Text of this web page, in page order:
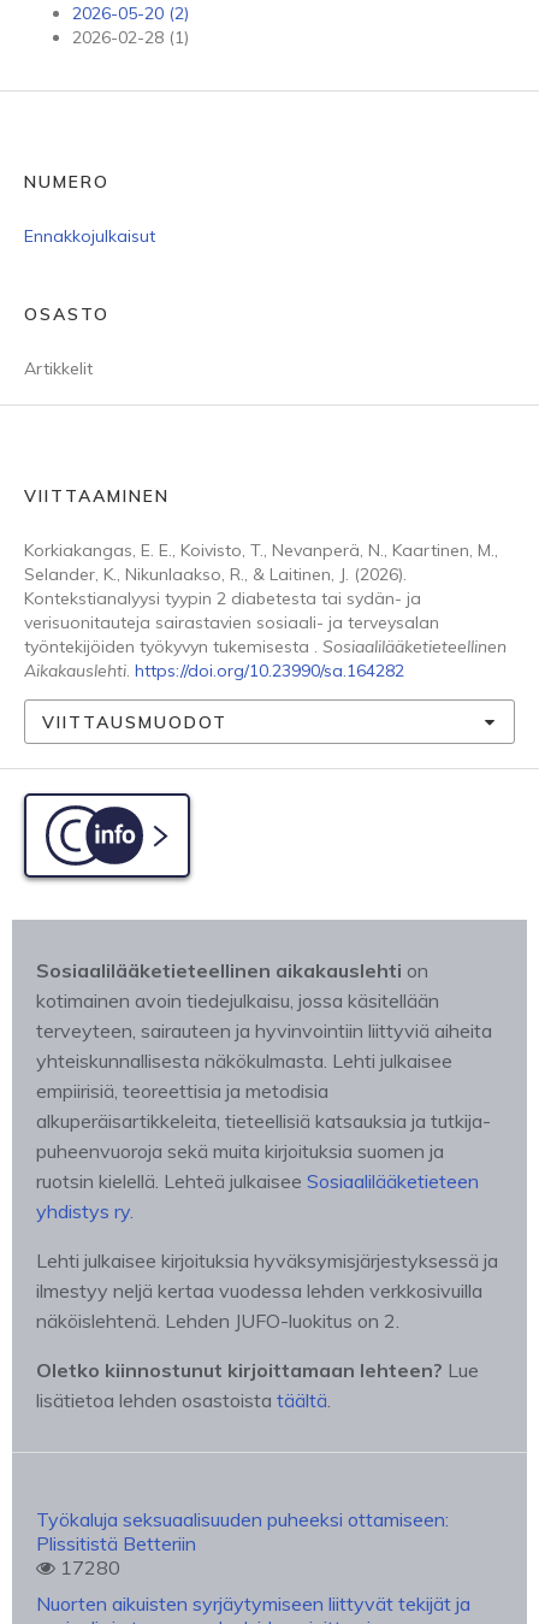
2026-05-20 (2)
2026-02-28 (1)
NUMERO
Ennakkojulkaisut
OSASTO
Artikkelit
VIITTAAMINEN
Korkiakangas, E. E., Koivisto, T., Nevanperä, N., Kaartinen, M.,
Selander, K., Nikunlaakso, R., & Laitinen, J. (2026).
Kontekstianalyysi tyypin 2 diabetesta tai sydän- ja
verisuonitauteja sairastavien sosiaali- ja terveysalan
työntekijöiden työkyvyn tukemisesta . Sosiaalilääketieteellinen
Aikakauslehti. https://doi.org/10.23990/sa.164282
VIITTAUSMUODOT
C-info
Sosiaalilääketieteellinen aikakauslehti on
kotimainen avoin tiedejulkaisu, jossa käsitellään
terveyteen, sairauteen ja hyvinvointiin liittyviä aiheita
yhteiskunnallisesta näkökulmasta. Lehti julkaisee
empiirisiä, teoreettisia ja metodisia
alkuperäisartikkeleita, tieteellisiä katsauksia ja tutkija-
puheenvuoroja sekä muita kirjoituksia suomen ja
ruotsin kielellä. Lehteä julkaisee Sosiaalilääketieteen
yhdistys ry.
Lehti julkaisee kirjoituksia hyväksymisjärjestyksessä ja
ilmestyy neljä kertaa vuodessa lehden verkkosivuilla
näköislehtenä. Lehden JUFO-luokitus on 2.
Oletko kiinnostunut kirjoittamaan lehteen? Lue
lisätietoa lehden osastoista täältä.
Työkaluja seksuaalisuuden puheeksi ottamiseen:
Plissitistä Betteriin
17280
Nuorten aikuisten syrjäytymiseen liittyvät tekijät ja